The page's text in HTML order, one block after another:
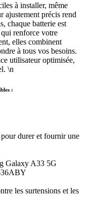
à installer, même
ajustement précis rend
chaque batterie est
qui renforce votre
elles combinent
à tous vos besoins.
utilisateur optimisée,
\n
:
durer et fournir une
Galaxy A33 5G
les surtensions et les